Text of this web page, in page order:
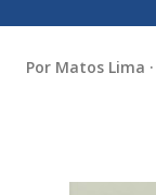
Por Matos Lima